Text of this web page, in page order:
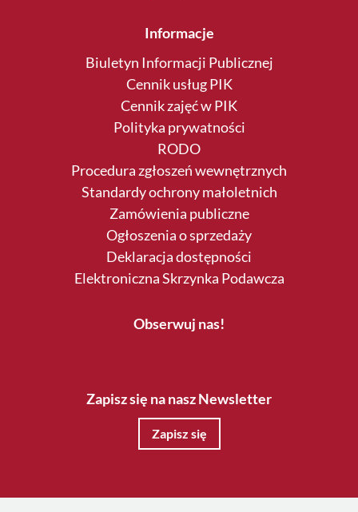
Informacje
Biuletyn Informacji Publicznej
Cennik usług PIK
Cennik zajęć w PIK
Polityka prywatności
RODO
Procedura zgłoszeń wewnętrznych
Standardy ochrony małoletnich
Zamówienia publiczne
Ogłoszenia o sprzedaży
Deklaracja dostępności
Elektroniczna Skrzynka Podawcza
Obserwuj nas!
Zapisz się na nasz Newsletter
Zapisz się